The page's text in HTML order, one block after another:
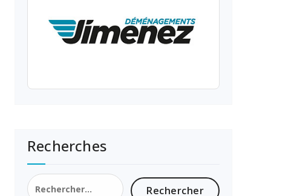
Recherches
Rechercher :